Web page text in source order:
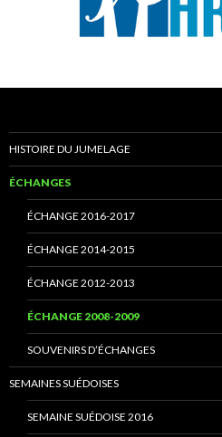
HISTOIRE DU JUMELAGE
ÉCHANGES
ÉCHANGE 2016-2017
ÉCHANGE 2014-2015
ÉCHANGE 2012-2013
ÉCHANGE 2008-2009
SOUVENIRS D’ÉCHANGES
SEMAINES SUÉDOISES
SEMAINE SUÉDOISE 2016